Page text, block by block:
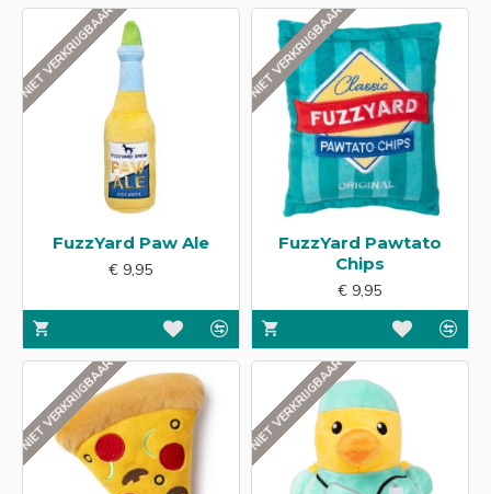
NIET VERKRIJGBAAR
FuzzYard Paw Ale
€ 9,95
NIET VERKRIJGBAAR
FuzzYard Pawtato
Chips
€ 9,95
NIET VERKRIJGBAAR NIET VERKRIJGBAAR